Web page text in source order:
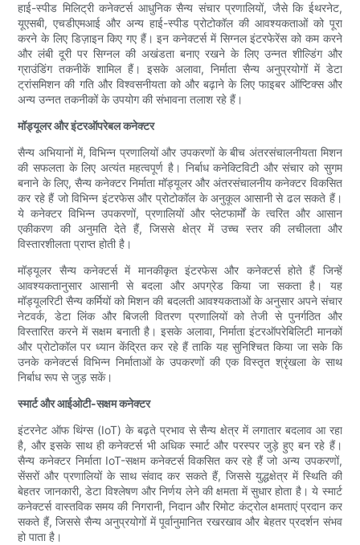
हाई-स्पीड मिलिट्री कनेक्टर्स आधुनिक सैन्य संचार प्रणालियों, जैसे कि ईथरनेट,
यूएसबी, एचडीएमआई और अन्य हाई-स्पीड प्रोटोकॉल की आवश्यकताओं को पूरा
करने के लिए डिज़ाइन किए गए हैं। इन कनेक्टर्स में सिग्नल इंटरफेरेंस को कम करने
और लंबी दूरी पर सिग्नल की अखंडता बनाए रखने के लिए उन्नत शील्डिंग और
ग्राउंडिंग तकनीकें शामिल हैं। इसके अलावा, निर्माता सैन्य अनुप्रयोगों में डेटा
ट्रांसमिशन की गति और विश्वसनीयता को और बढ़ाने के लिए फाइबर ऑप्टिक्स और
अन्य उन्नत तकनीकों के उपयोग की संभावना तलाश रहे हैं।
मॉड्यूलर और इंटरऑपरेबल कनेक्टर
सैन्य अभियानों में, विभिन्न प्रणालियों और उपकरणों के बीच अंतरसंचालनीयता मिशन
की सफलता के लिए अत्यंत महत्वपूर्ण है। निर्बाध कनेक्टिविटी और संचार को सुगम
बनाने के लिए, सैन्य कनेक्टर निर्माता मॉड्यूलर और अंतरसंचालनीय कनेक्टर विकसित
कर रहे हैं जो विभिन्न इंटरफेस और प्रोटोकॉल के अनुकूल आसानी से ढल सकते हैं।
ये कनेक्टर विभिन्न उपकरणों, प्रणालियों और प्लेटफार्मों के त्वरित और आसान
एकीकरण की अनुमति देते हैं, जिससे क्षेत्र में उच्च स्तर की लचीलता और
विस्तारशीलता प्राप्त होती है।
मॉड्यूलर सैन्य कनेक्टर्स में मानकीकृत इंटरफेस और कनेक्टर्स होते हैं जिन्हें
आवश्यकतानुसार आसानी से बदला और अपग्रेड किया जा सकता है। यह
मॉड्यूलरिटी सैन्य कर्मियों को मिशन की बदलती आवश्यकताओं के अनुसार अपने संचार
नेटवर्क, डेटा लिंक और बिजली वितरण प्रणालियों को तेजी से पुनर्गठित और
विस्तारित करने में सक्षम बनाती है। इसके अलावा, निर्माता इंटरऑपरेबिलिटी मानकों
और प्रोटोकॉल पर ध्यान केंद्रित कर रहे हैं ताकि यह सुनिश्चित किया जा सके कि
उनके कनेक्टर्स विभिन्न निर्माताओं के उपकरणों की एक विस्तृत श्रृंखला के साथ
निर्बाध रूप से जुड़ सकें।
स्मार्ट और आईओटी-सक्षम कनेक्टर
इंटरनेट ऑफ थिंग्स (IoT) के बढ़ते प्रभाव से सैन्य क्षेत्र में लगातार बदलाव आ रहा
है, और इसके साथ ही कनेक्टर्स भी अधिक स्मार्ट और परस्पर जुड़े हुए बन रहे हैं।
सैन्य कनेक्टर निर्माता IoT-सक्षम कनेक्टर्स विकसित कर रहे हैं जो अन्य उपकरणों,
सेंसरों और प्रणालियों के साथ संवाद कर सकते हैं, जिससे युद्धक्षेत्र में स्थिति की
बेहतर जानकारी, डेटा विश्लेषण और निर्णय लेने की क्षमता में सुधार होता है। ये स्मार्ट
कनेक्टर्स वास्तविक समय की निगरानी, ​​निदान और रिमोट कंट्रोल क्षमताएं प्रदान कर
सकते हैं, जिससे सैन्य अनुप्रयोगों में पूर्वानुमानित रखरखाव और बेहतर प्रदर्शन संभव
हो पाता है।